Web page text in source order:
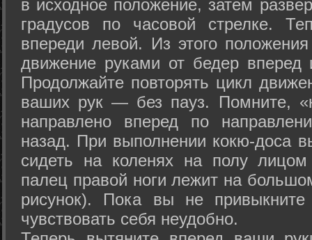
в исходное положение, затем
градусов по часовой стрелке.
впереди левой. Из этого
движение руками от бедер вперед
Продолжайте повторять цикл
ваших рук — без пауз. Помните,
направлено вперед по
назад. При выполнении кокю-доса
сидеть на коленях на полу
палец правой ноги лежит на
рисунок). Пока вы не
чувствовать себя неудобно.